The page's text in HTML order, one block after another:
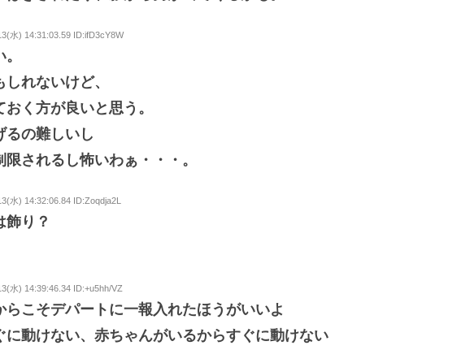
水) 14:31:03.59 ID:ifD3cY8W
れないけど、
く方が良いと思う。
るの難しいし
されるし怖いわぁ・・・。
水) 14:32:06.84 ID:Zoqdja2L
飾り？
水) 14:39:46.34 ID:+u5hh/VZ
こそデパートに一報入れたほうがいいよ
に動けない、赤ちゃんがいるからすぐに動けない